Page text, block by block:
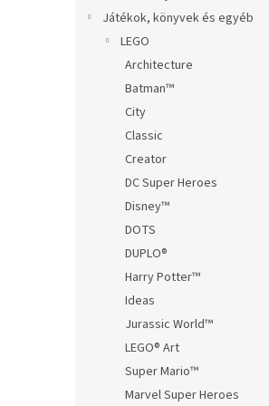
Játékok, könyvek és egyéb
LEGO
Architecture
Batman™
City
Classic
Creator
DC Super Heroes
Disney™
DOTS
DUPLO®
Harry Potter™
Ideas
Jurassic World™
LEGO® Art
Super Mario™
Marvel Super Heroes